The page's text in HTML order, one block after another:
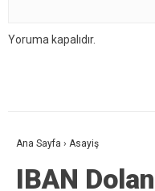
Yoruma kapalıdır.
Ana Sayfa › Asayiş
IBAN